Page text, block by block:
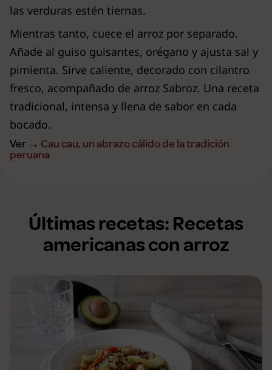
las verduras estén tiernas.
Mientras tanto, cuece el arroz por separado.
Añade al guiso guisantes, orégano y ajusta sal y
pimienta. Sirve caliente, decorado con cilantro
fresco, acompañado de arroz Sabroz. Una receta
tradicional, intensa y llena de sabor en cada
bocado.
Ver → Cau cau, un abrazo cálido de la tradición
peruana
Últimas recetas: Recetas
americanas con arroz